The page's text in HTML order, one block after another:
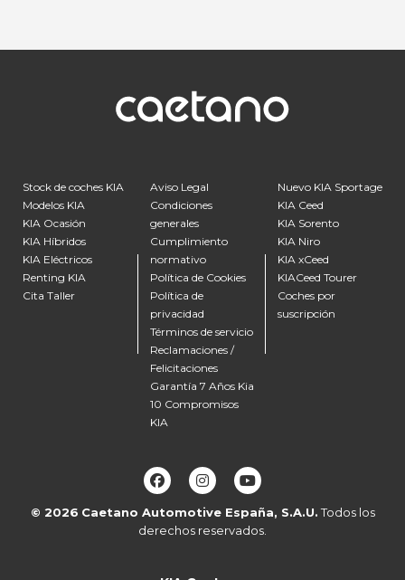
Stock de coches KIA
Modelos KIA
KIA Ocasión
KIA Híbridos
KIA Eléctricos
Renting KIA
Cita Taller
Aviso Legal
Condiciones
generales
Cumplimiento
normativo
Política de Cookies
Política de
privacidad
Términos de servicio
Reclamaciones /
Felicitaciones
Garantía 7 Años Kia
10 Compromisos
KIA
Nuevo KIA Sportage
KIA Ceed
KIA Sorento
KIA Niro
KIA xCeed
KIACeed Tourer
Coches por
suscripción
© 2026 Caetano Automotive España, S.A.U.Todos los
derechos reservados.